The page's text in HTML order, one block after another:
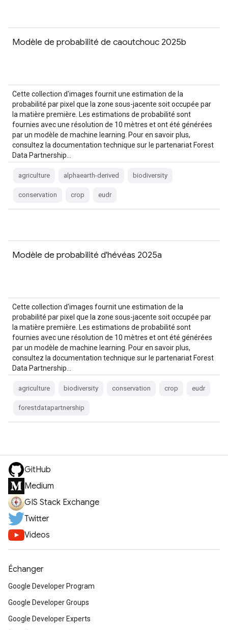
Modèle de probabilité de caoutchouc 2025b
Cette collection d'images fournit une estimation de la
probabilité par pixel que la zone sous-jacente soit occupée par
la matière première. Les estimations de probabilité sont
fournies avec une résolution de 10 mètres et ont été générées
par un modèle de machine learning. Pour en savoir plus,
consultez la documentation technique sur le partenariat Forest
Data Partnership…
agriculture alphaearth-derived biodiversity
conservation crop eudr
Modèle de probabilité d'hévéas 2025a
Cette collection d'images fournit une estimation de la
probabilité par pixel que la zone sous-jacente soit occupée par
la matière première. Les estimations de probabilité sont
fournies avec une résolution de 10 mètres et ont été générées
par un modèle de machine learning. Pour en savoir plus,
consultez la documentation technique sur le partenariat Forest
Data Partnership…
agriculture biodiversity conservation crop eudr
forestdatapartnership
GitHub
Medium
GIS Stack Exchange
Twitter
Videos
Échanger
Google Developer Program
Google Developer Groups
Google Developer Experts